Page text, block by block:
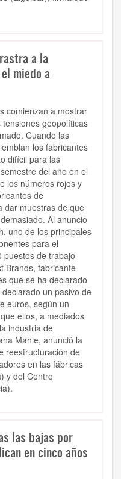
a la
miedo a
comienzan a mostrar
geopolíticas
Cuando las
los fabricantes
difícil para las
del año en el
los números rojos y
de
dar muestras de que
Al anuncio
uno de los principales
para el
puestos de trabajo
Brands, fabricante
que se ha declarado
un pasivo de
euros, según un
ellos, a mediados
industria de
Mahle, anunció la
reestructuración de
en las fábricas
y del Centro
las bajas por
en cinco años